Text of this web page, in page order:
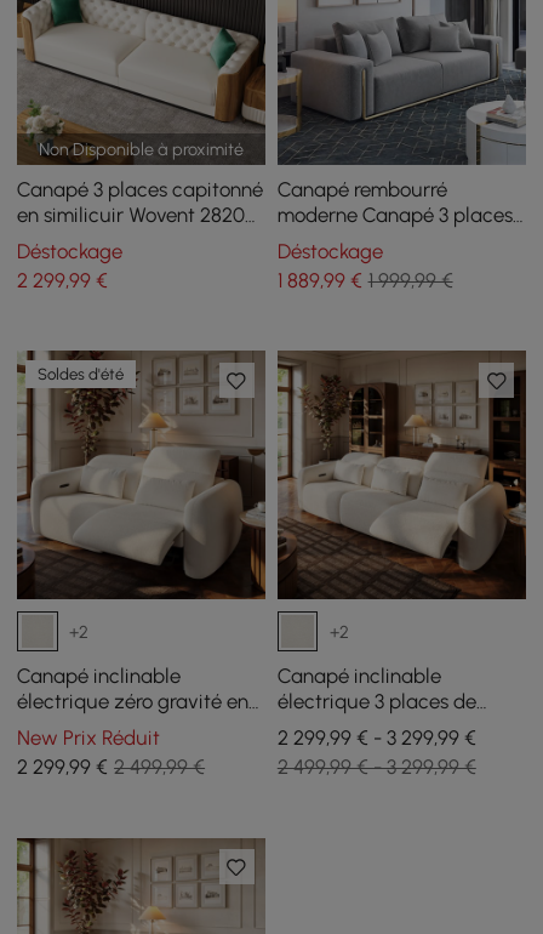
Non Disponible à proximité
Canapé 3 places capitonné
en similicuir Wovent 2820
mm
Déstockage
2 299,99 €
Canapé rembourré
moderne Canapé 3 places
en coton et lin
Déstockage
1 889,99€ 1 999,99 €
Soldes d'été
+2
Canapé inclinable
électrique zéro gravité en
chenille 226 cm 2 places
avec oreillers et port USB
New Prix Réduit
2 299,99 € 2 499,99 €
+2
Canapé inclinable
électrique 3 places de
312cm en chenille avec
gravité zéro, coussins et
port USB
2 299,99 € - 3 299,99 €
2 499,99 € - 3 299,99 €